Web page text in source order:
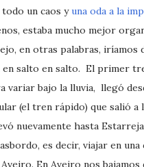
un caos yuna oda a la
estaba mucho mejor
en otras palabras, iríamos
salto en salto. El primer
variar bajo la lluvia, llegó
(el tren rápido) que salió a
nuevamente hasta
es decir, viajar en una
En Aveiro nos bajamos